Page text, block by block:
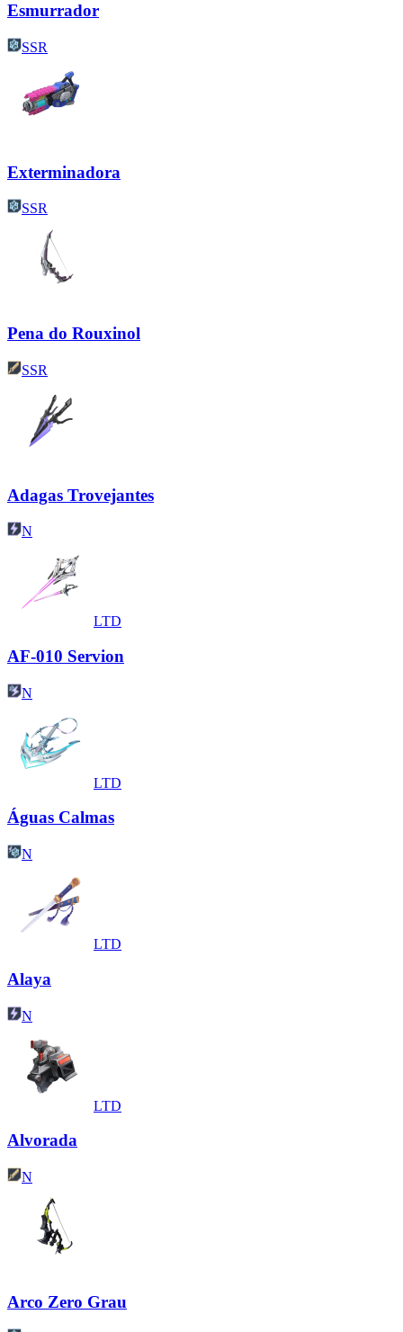
Esmurrador
SSR
Exterminadora
SSR
Pena do Rouxinol
SSR
Adagas Trovejantes
N
LTD
AF-010 Servion
N
LTD
Águas Calmas
N
LTD
Alaya
N
LTD
Alvorada
N
Arco Zero Grau